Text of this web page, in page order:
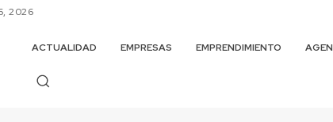
2026
ACTUALIDAD EMPRESAS EMPRENDIMIENTO